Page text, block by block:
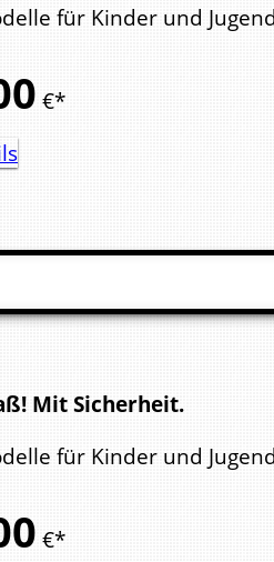
für Kinder und
€*
Mit Sicherheit.
für Kinder und
€*